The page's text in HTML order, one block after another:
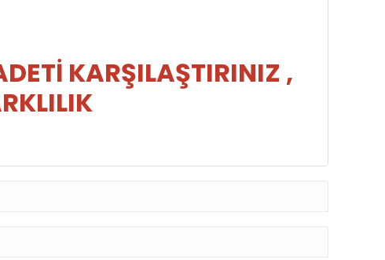
KARŞILAŞTIRINIZ ,